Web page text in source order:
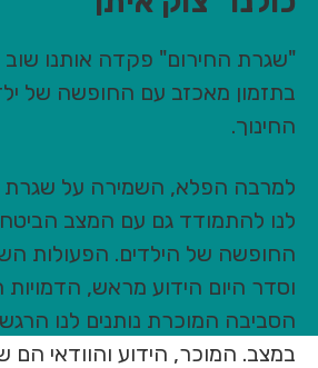
"שגרת החירום" פקדה אותנו שוב
בתזמון מאכזב עם החופשה של
החינוך.
למרבה הפלא, השמירה על שגרת
לנו להתמודד גם עם המצב
החופשה של הילדים. הפעולות
וסדר היום הידוע מראש,
הסביבה המוכרת נותנים לנו
במצב. המוכר, הידוע והוודאי הם